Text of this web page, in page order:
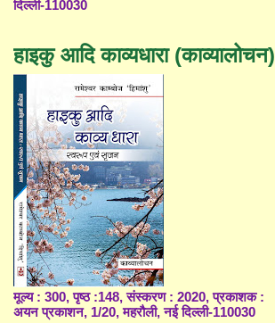
दिल्ली-110030
हाइकु आदि काव्यधारा (काव्यालोचन)
मूल्य : 300, पृष्ठ :148, संस्करण : 2020, प्रकाशक :
अयन प्रकाशन, 1/20, महरौली, नई दिल्ली-110030